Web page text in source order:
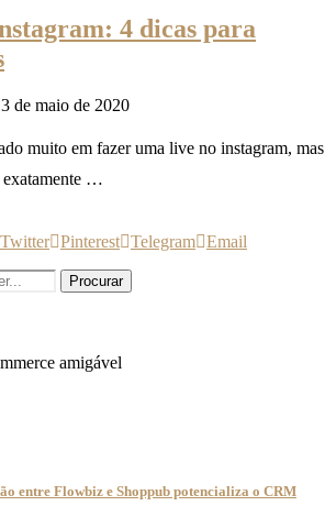
4 dicas para
de maio de 2020
muito em fazer uma live no instagram, mas
exatamente …
Twitter Pinterest Telegram Email
entre Flowbiz e Shoppub potencializa o CRM